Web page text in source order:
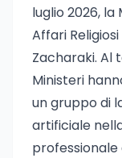
luglio 2026, la
Affari
Zacharaki. Al
Ministeri
un gruppo di
artificiale
professionale